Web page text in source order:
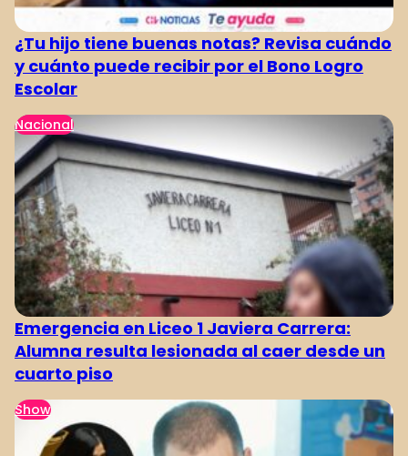
¿Tu hijo tiene buenas notas? Revisa cuándo
y cuánto puede recibir por el Bono Logro
Escolar
Nacional
Emergencia en Liceo 1 Javiera Carrera:
Alumna resulta lesionada al caer desde un
cuarto piso
Show